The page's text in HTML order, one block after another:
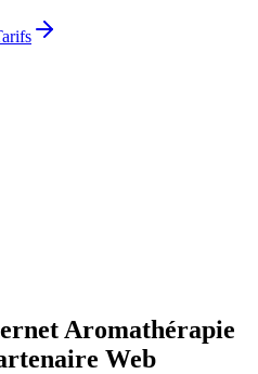
Aromathérapie
Web